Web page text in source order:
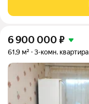
6 900 000 ₽
61,9 м² 3-комн. квартира